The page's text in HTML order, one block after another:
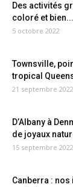
Des activités
coloré et bien...
5 octobre 2022
Townsville,
tropical
21 septembre 2022
D’Albany à
de joyaux
15 septembre 2022
Canberra :